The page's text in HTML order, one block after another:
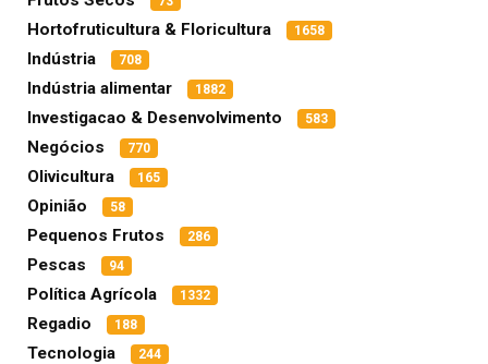
Hortofruticultura & Floricultura 1658
Indústria 708
Indústria alimentar 1882
Investigacao & Desenvolvimento 583
Negócios 770
Olivicultura 165
Opinião 58
Pequenos Frutos 286
Pescas 94
Política Agrícola 1332
Regadio 188
Tecnologia 244